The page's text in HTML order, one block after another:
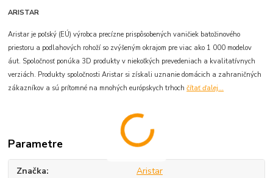
ARISTAR
Aristar je poľský (EÚ) výrobca precízne prispôsobených vaničiek batožinového
priestoru a podlahových rohoží so zvýšeným okrajom pre viac ako 1 000 modelov
áut. Spoločnosť ponúka 3D produkty v niekoľkých prevedeniach a kvalitatívnych
verziách. Produkty spoločnosti Aristar si získali uznanie domácich a zahraničných
zákazníkov a sú prítomné na mnohých európskych trhochčítať ďalej...
Parametre
Značka Aristar